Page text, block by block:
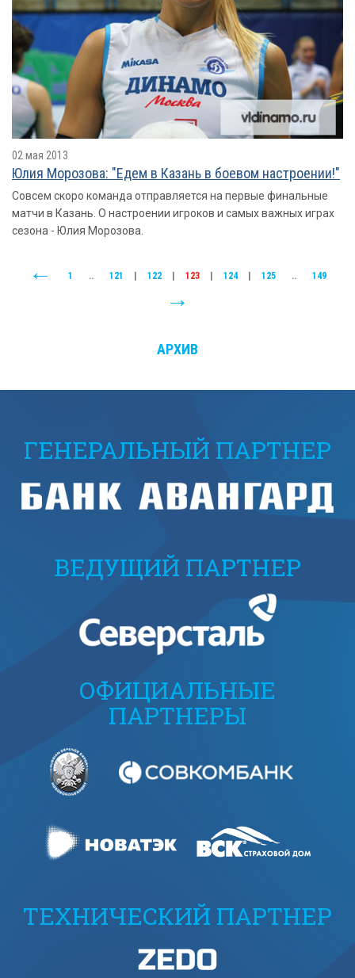
02 мая 2013
Юлия Морозова: "Едем в Казань в боевом настроении!"
Совсем скоро команда отправляется на первые финальные
матчи в Казань. О настроении игроков и самых важных играх
сезона - Юлия Морозова.
1 .. 121 122 123 124 125 .. 149
АРХИВ
ГЕНЕРАЛЬНЫЙ ПАРТНЕР
ВЕДУЩИЙ ПАРТНЕР
ОФИЦИАЛЬНЫЕ
ПАРТНЕРЫ
ТЕХНИЧЕСКИЙ ПАРТНЕР